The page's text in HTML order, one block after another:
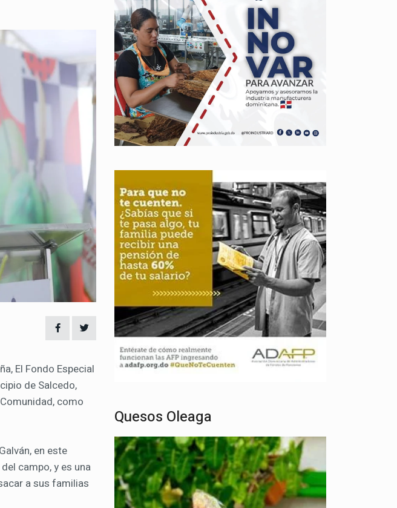
El Fondo Especial
de Salcedo,
como
en este
campo, y es una
a sus familias
Quesos Oleaga